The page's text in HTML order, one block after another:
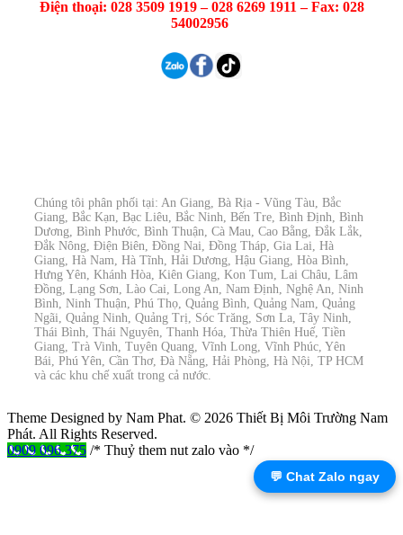
Điện thoại: 028 3509 1919 – 028 6269 1911 – Fax: 028
54002956
Chúng tôi phân phối tại: An Giang, Bà Rịa - Vũng Tàu, Bắc
Giang, Bắc Kạn, Bạc Liêu, Bắc Ninh, Bến Tre, Bình Định, Bình
Dương, Bình Phước, Bình Thuận, Cà Mau, Cao Bằng, Đắk Lắk,
Đắk Nông, Điện Biên, Đồng Nai, Đồng Tháp, Gia Lai, Hà
Giang, Hà Nam, Hà Tĩnh, Hải Dương, Hậu Giang, Hòa Bình,
Hưng Yên, Khánh Hòa, Kiên Giang, Kon Tum, Lai Châu, Lâm
Đồng, Lạng Sơn, Lào Cai, Long An, Nam Định, Nghệ An, Ninh
Bình, Ninh Thuận, Phú Thọ, Quảng Bình, Quảng Nam, Quảng
Ngãi, Quảng Ninh, Quảng Trị, Sóc Trăng, Sơn La, Tây Ninh,
Thái Bình, Thái Nguyên, Thanh Hóa, Thừa Thiên Huế, Tiền
Giang, Trà Vinh, Tuyên Quang, Vĩnh Long, Vĩnh Phúc, Yên
Bái, Phú Yên, Cần Thơ, Đà Nẵng, Hải Phòng, Hà Nội, TP HCM
và các khu chế xuất trong cả nước.
Theme Designed by Nam Phat. © 2026 Thiết Bị Môi Trường Nam
Phát. All Rights Reserved.
0909 096 375 /* Thuỷ them nut zalo vào */
💬 Chat Zalo ngay